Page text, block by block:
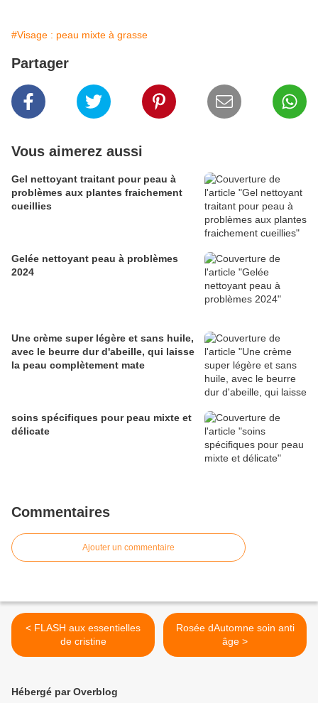
#Visage : peau mixte à grasse
Partager
Vous aimerez aussi
Gel nettoyant traitant pour peau à
problèmes aux plantes fraichement
cueillies
Gelée nettoyant peau à problèmes
2024
Une crème super légère et sans huile,
avec le beurre dur d'abeille, qui laisse
la peau complètement mate
soins spécifiques pour peau mixte et
délicate
Commentaires
Ajouter un commentaire
< FLASH aux essentielles
de cristine
Rosée dAutomne soin anti
âge >
Hébergé par Overblog